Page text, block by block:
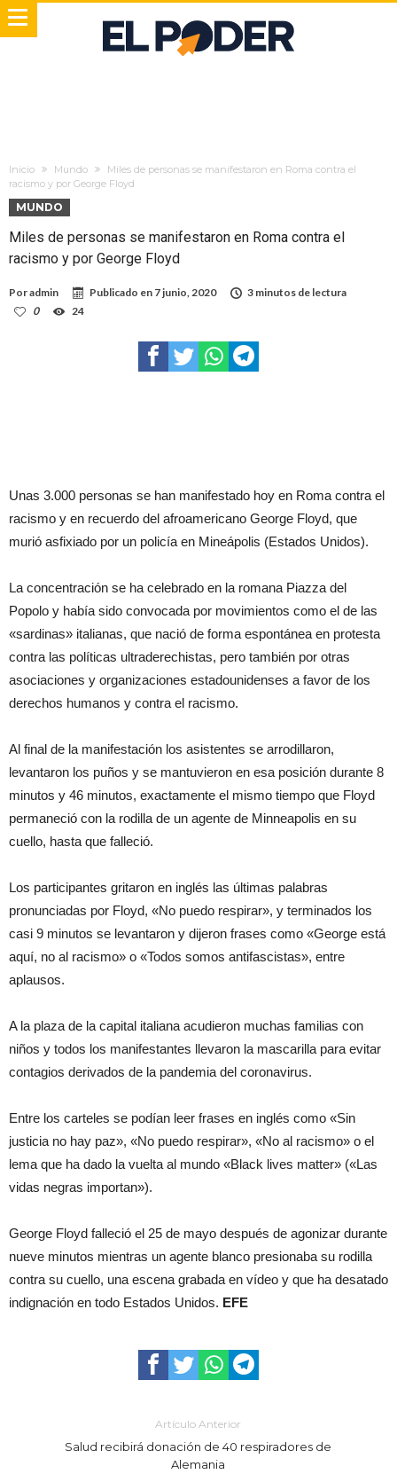
Inicio Mundo
Miles de personas se manifestaron en Roma contra el
racismo y por George Floyd
MUNDO
Miles de personas se manifestaron en Roma contra el
racismo y por George Floyd
Poradmin Publicado en 7 junio, 2020
3 minutos de lectura
0
24
Unas 3.000 personas se han manifestado hoy en Roma contra el
racismo y en recuerdo del afroamericano George Floyd, que
murió asfixiado por un policía en Mineápolis (Estados Unidos).
La concentración se ha celebrado en la romana Piazza del
Popolo y había sido convocada por movimientos como el de las
«sardinas» italianas, que nació de forma espontánea en protesta
contra las políticas ultraderechistas, pero también por otras
asociaciones y organizaciones estadounidenses a favor de los
derechos humanos y contra el racismo.
Al final de la manifestación los asistentes se arrodillaron,
levantaron los puños y se mantuvieron en esa posición durante 8
minutos y 46 minutos, exactamente el mismo tiempo que Floyd
permaneció con la rodilla de un agente de Minneapolis en su
cuello, hasta que falleció.
Los participantes gritaron en inglés las últimas palabras
pronunciadas por Floyd, «No puedo respirar», y terminados los
casi 9 minutos se levantaron y dijeron frases como «George está
aquí, no al racismo» o «Todos somos antifascistas», entre
aplausos.
A la plaza de la capital italiana acudieron muchas familias con
niños y todos los manifestantes llevaron la mascarilla para evitar
contagios derivados de la pandemia del coronavirus.
Entre los carteles se podían leer frases en inglés como «Sin
justicia no hay paz», «No puedo respirar», «No al racismo» o el
lema que ha dado la vuelta al mundo «Black lives matter» («Las
vidas negras importan»).
George Floyd falleció el 25 de mayo después de agonizar durante
nueve minutos mientras un agente blanco presionaba su rodilla
contra su cuello, una escena grabada en vídeo y que ha desatado
indignación en todo Estados Unidos. EFE
Artículo Anterior
Salud recibirá donación de 40 respiradores de
Alemania